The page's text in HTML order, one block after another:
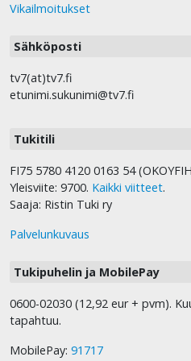
Vikailmoitukset
Sähköposti
tv7(at)tv7.fi
etunimi.sukunimi@tv7.fi
Tukitili
FI75 5780 4120 0163 54
Yleisviite: 9700. Kaikki viitteet.
Saaja: Ristin Tuki ry
Palvelunkuvaus
Tukipuhelin ja MobilePay
0600-02030 (12,92 eur + pvm).
tapahtuu.
MobilePay: 91717